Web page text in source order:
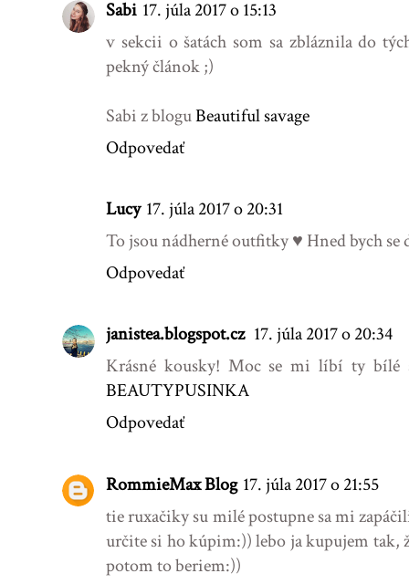
Sabi 17. júla 2017 o 15:13
v sekcii o šatách som sa zbláznila do
pekný článok ;)
Sabi z bloguBeautiful savage
Odpovedať
Lucy 17. júla 2017 o 20:31
To jsou nádherné outfitky ♥ Hned bych se
Odpovedať
janistea.blogspot.cz 17. júla 2017 o 20:34
Krásné kousky! Moc se mi líbí ty bílé
BEAUTYPUSINKA
Odpovedať
RommieMax Blog 17. júla 2017 o 21:55
tie ruxačiky su milé postupne sa mi
určite si ho kúpim:)) lebo ja kupujem tak,
potom to beriem:))